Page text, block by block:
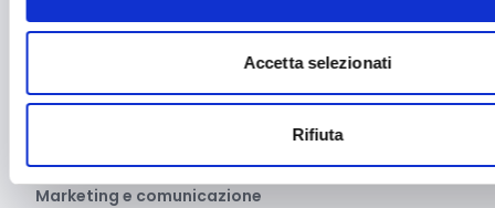
Accetta selezionati
Rifiuta
Manifatturiero
Manifestazioni Sportive
Marketing e comunicazione